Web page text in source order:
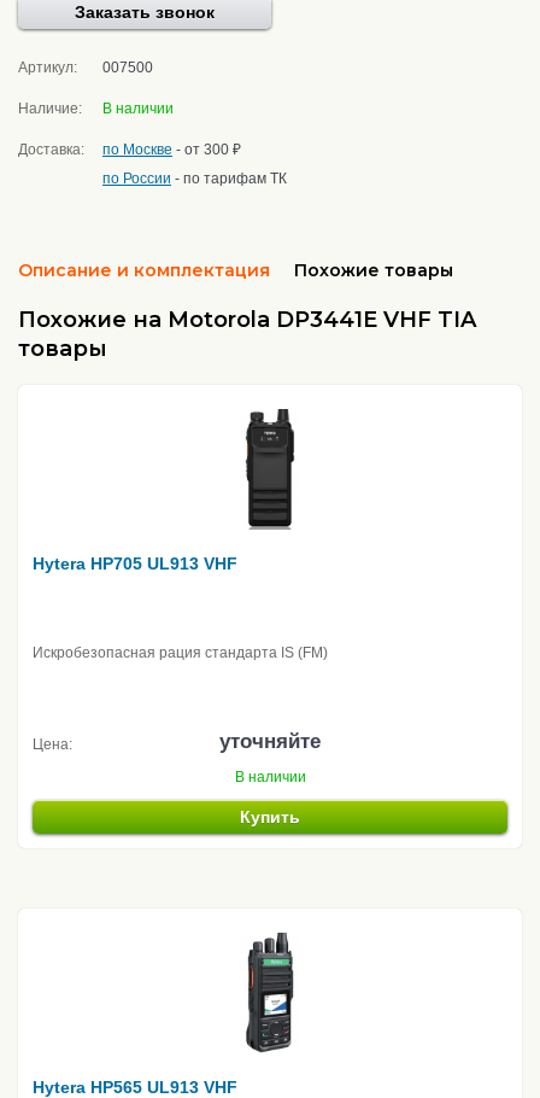
Заказать звонок
Артикул: 007500
Наличие: В наличии
Доставка: по Москве - от 300 ₽
по России - по тарифам ТК
Описание и комплектация Похожие товары
Похожие на Motorola DP3441E VHF TIA
товары
Hytera HP705 UL913 VHF
Искробезопасная рация стандарта IS (FM)
Цена: уточняйте
В наличии
Купить
Hytera HP565 UL913 VHF